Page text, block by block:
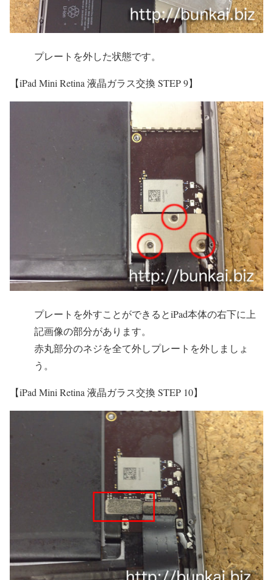
プレートを外した状態です。
【iPad Mini Retina 液晶ガラス交換 STEP 9】
プレートを外すことができるとiPad本体の右下に上
記画像の部分があります。
赤丸部分のネジを全て外しプレートを外しましょ
う。
【iPad Mini Retina 液晶ガラス交換 STEP 10】